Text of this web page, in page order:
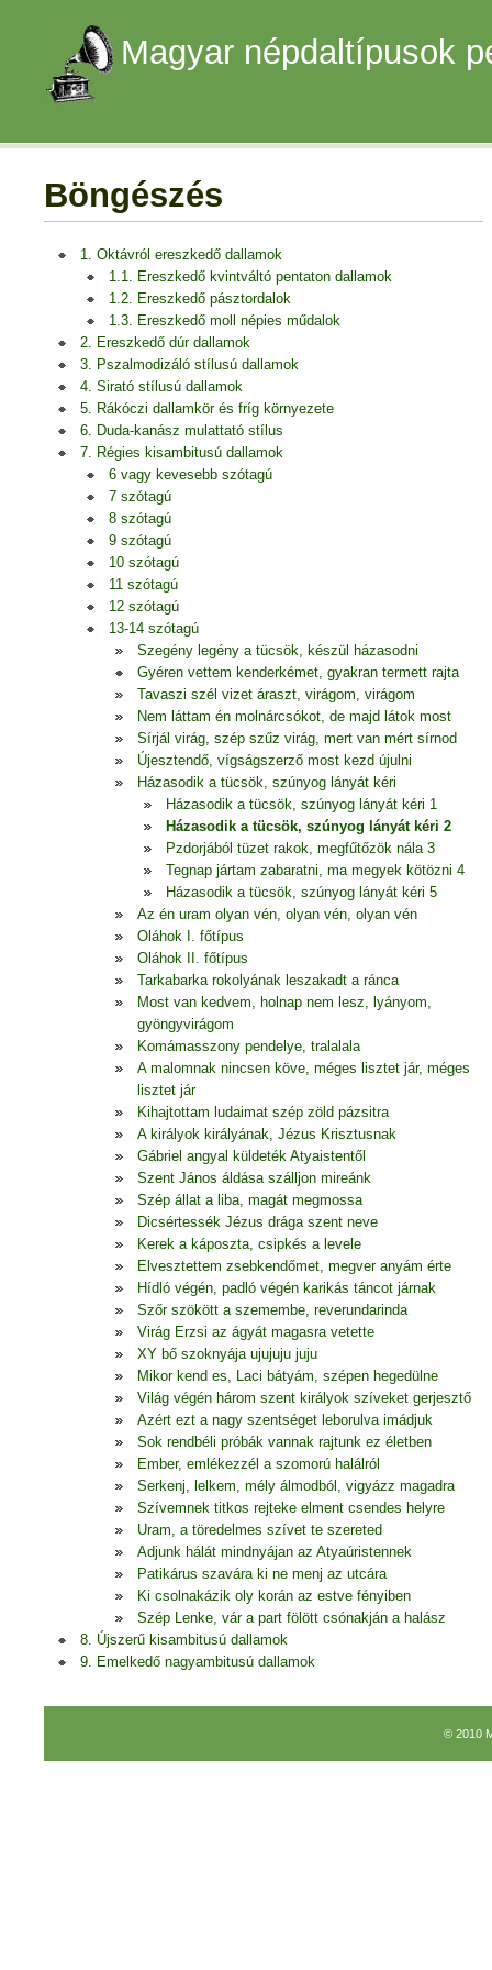
Magyar népdaltípusok
Böngészés
1. Oktávról ereszkedő dallamok
1.1. Ereszkedő kvintváltó pentaton dallamok
1.2. Ereszkedő pásztordalok
1.3. Ereszkedő moll népies műdalok
2. Ereszkedő dúr dallamok
3. Pszalmodizáló stílusú dallamok
4. Sirató stílusú dallamok
5. Rákóczi dallamkör és fríg környezete
6. Duda-kanász mulattató stílus
7. Régies kisambitusú dallamok
6 vagy kevesebb szótagú
7 szótagú
8 szótagú
9 szótagú
10 szótagú
11 szótagú
12 szótagú
13-14 szótagú
Szegény legény a tücsök, készül házasodni
Gyéren vettem kenderkémet, gyakran termett rajta
Tavaszi szél vizet áraszt, virágom, virágom
Nem láttam én molnárcsókot, de majd látok most
Sírjál virág, szép szűz virág, mert van mért sírnod
Újesztendő, vígságszerző most kezd újulni
Házasodik a tücsök, szúnyog lányát kéri
Házasodik a tücsök, szúnyog lányát kéri 1
Házasodik a tücsök, szúnyog lányát kéri 2
Pzdorjából tüzet rakok, megfűtőzök nála 3
Tegnap jártam zabaratni, ma megyek kötözni 4
Házasodik a tücsök, szúnyog lányát kéri 5
Az én uram olyan vén, olyan vén, olyan vén
Oláhok I. főtípus
Oláhok II. főtípus
Tarkabarka rokolyának leszakadt a ránca
Most van kedvem, holnap nem lesz, lyányom,
gyöngyvirágom
Komámasszony pendelye, tralalala
A malomnak nincsen köve, méges lisztet jár, méges
lisztet jár
Kihajtottam ludaimat szép zöld pázsitra
A királyok királyának, Jézus Krisztusnak
Gábriel angyal küldeték Atyaistentől
Szent János áldása szálljon mireánk
Szép állat a liba, magát megmossa
Dicsértessék Jézus drága szent neve
Kerek a káposzta, csipkés a levele
Elvesztettem zsebkendőmet, megver anyám érte
Hídló végén, padló végén karikás táncot járnak
Szőr szökött a szemembe, reverundarinda
Virág Erzsi az ágyát magasra vetette
XY bő szoknyája ujujuju juju
Mikor kend es, Laci bátyám, szépen hegedülne
Világ végén három szent királyok szíveket gerjesztő
Azért ezt a nagy szentséget leborulva imádjuk
Sok rendbéli próbák vannak rajtunk ez életben
Ember, emlékezzél a szomorú halálról
Serkenj, lelkem, mély álmodból, vigyázz magadra
Szívemnek titkos rejteke elment csendes helyre
Uram, a töredelmes szívet te szereted
Adjunk hálát mindnyájan az Atyaúristennek
Patikárus szavára ki ne menj az utcára
Ki csolnakázik oly korán az estve fényiben
Szép Lenke, vár a part fölött csónakján a halász
8. Újszerű kisambitusú dallamok
9. Emelkedő nagyambitusú dallamok
© 2010